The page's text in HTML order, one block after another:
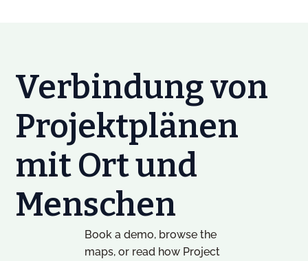
Verbindung von
Projektplänen
mit Ort und
Menschen
Book a demo, browse the
maps, or read how Project